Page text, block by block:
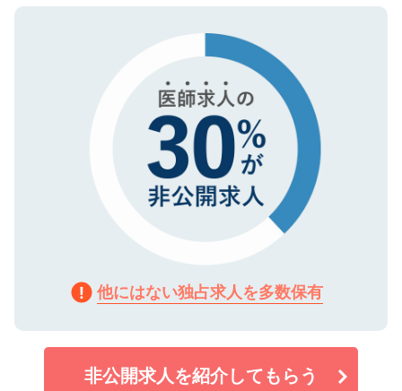
で、機密保持に関してもご安心ください。
ので、まずはご登録ください。
他にはない独占求人を多数保有
非公開求人を紹介してもらう